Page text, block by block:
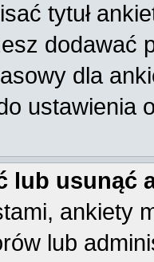
tytuł
dodawać
dla
ustawienia
lub usunąć
ankiety
lub